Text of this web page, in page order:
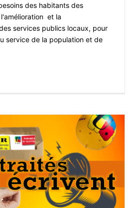
des habitants des
et la
services publics locaux, pour
service de la population et de